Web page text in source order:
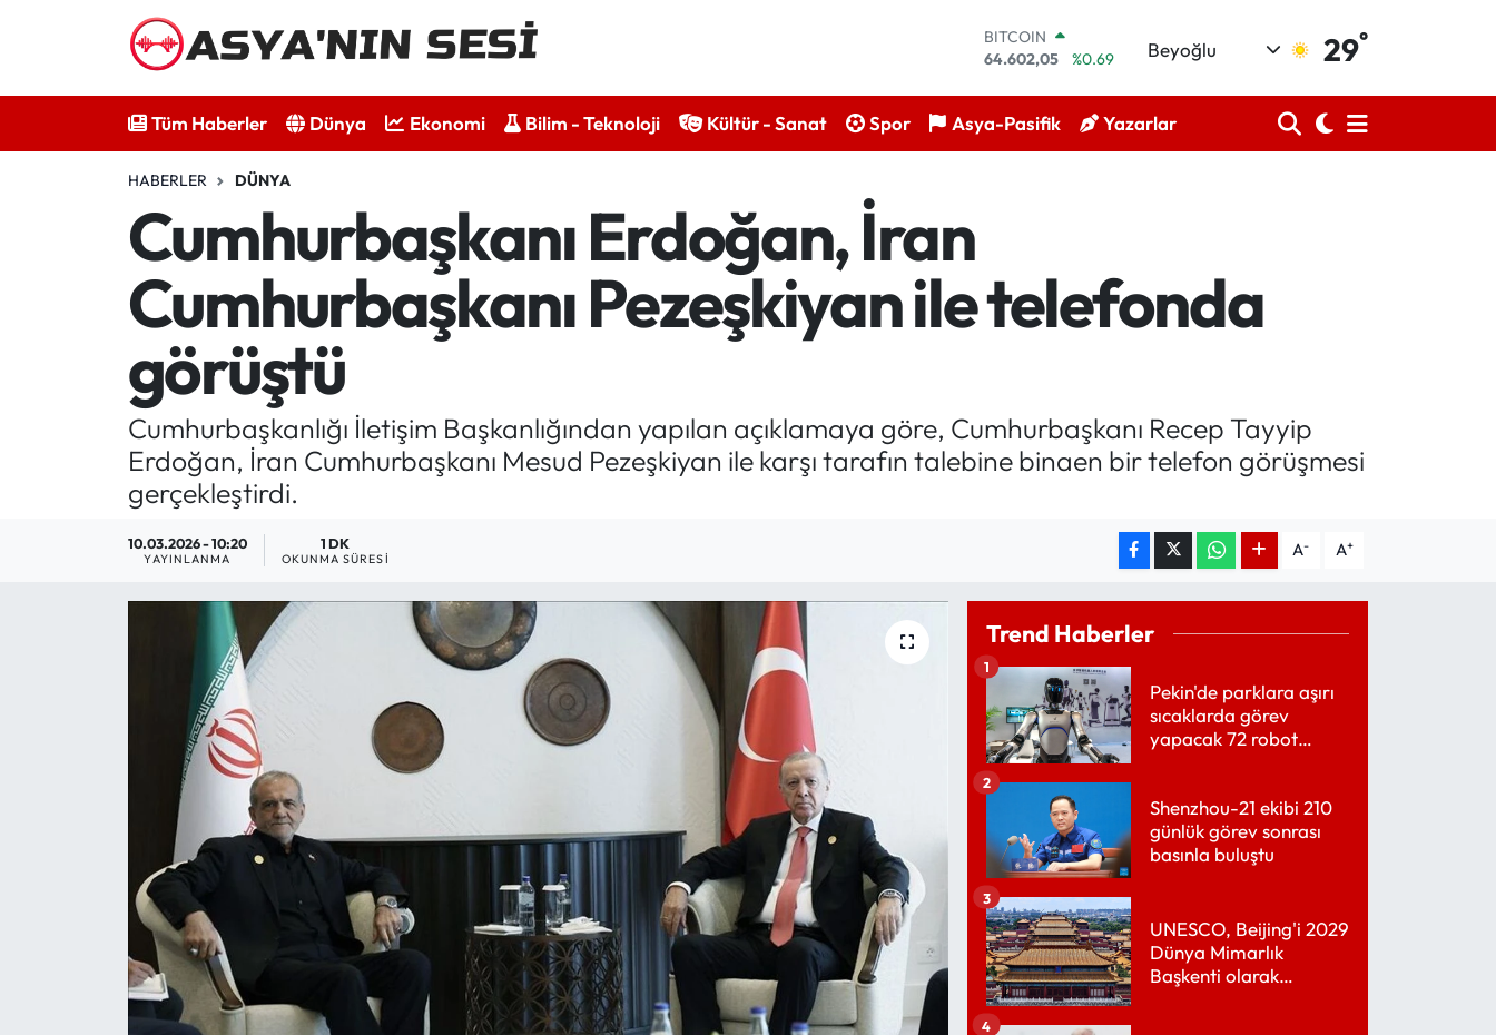
BITCOIN
64.602,05
%0.69
EURO
55,0250
%0.02
13.768
%48
Beyoğlu 29°
Tüm Haberler Dünya Ekonomi Bilim - Teknoloji Kültür - Sanat Spor Asya-Pasifik Yazarlar
HABERLER DÜNYA
Cumhurbaşkanı Erdoğan, İran
Cumhurbaşkanı Pezeşkiyan ile telefonda
görüştü
Cumhurbaşkanlığı İletişim Başkanlığından yapılan açıklamaya göre, Cumhurbaşkanı Recep Tayyip
Erdoğan, İran Cumhurbaşkanı Mesud Pezeşkiyan ile karşı tarafın talebine binaen bir telefon görüşmesi
gerçekleştirdi.
10.03.2026 - 10:20
YAYINLANMA
1 DK
OKUNMA SÜRESI A- A+
Trend Haberler
Pekin'de parklara aşırı
sıcaklarda görev
yapacak 72 robot
1
Shenzhou-21 ekibi 210
günlük görev sonrası
basınla buluştu
2
UNESCO, Beijing'i 2029
Dünya Mimarlık
Başkenti olarak
3
4
Bilim - Teknoloji
Kültür - Sanat
Asya-Pasifik